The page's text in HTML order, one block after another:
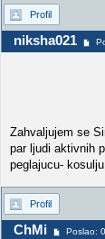
Profil
niksha021
Zahvaljujem se
par ljudi aktivnih
peglajucu-
Profil
ChMi Poslao: